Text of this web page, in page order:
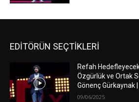
EDİTÖRÜN SEÇTİKLERİ
Refah
Özgürlük ve Ortak
Gönenç Gürkaynak
09/06/2025